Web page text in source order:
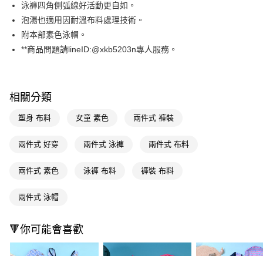
街口支付
悠遊付
Google Pay
【關於「AFTEE先享後付」】
AFTEE先享後付是「在收到商品之後才付款」的支付方式。 讓您購物簡單
便利好安心！
２．便利：只要手機號碼，簡訊認證，即可結帳。
【「AFTEE先享後付」結帳流程】
結帳頁面，進行簡訊認證並確認金額後，即可完成結帳。
ATM／網路銀行／等多元方式進行付款，方視為交易完成。
購買商品的店家。未經商家同意取消之訂單仍視為有效，需透過AFTEE先享
運送方式
宅配(離島廠商直送🚚)
泳褲四角側弧線好活動更自如。
泡湯也適用因耐溫布料處理技術。
附本部素色泳帽。
**商品問題請lineID:@xkb5203n專人服務。
相關分類
塑身 布料 女童 素色 兩件式 褲裝
兩件式 好穿 兩件式 泳褲 兩件式 布料
兩件式 素色 泳褲 布料 褲裝 布料
兩件式 泳帽
🔻你可能會喜歡